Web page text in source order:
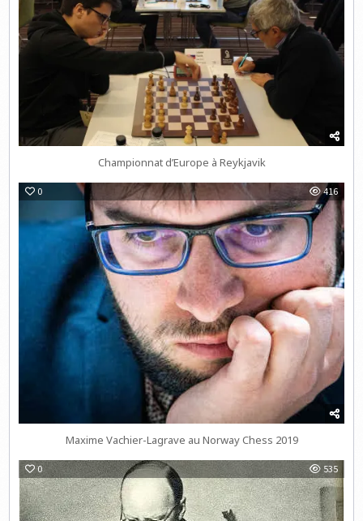
Championnat d’Europe à Reykjavik
0 416
Maxime Vachier-Lagrave au Norway Chess 2019
0 535